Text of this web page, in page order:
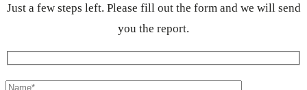
Just a few steps left. Please fill out the form and we will send
you the report.